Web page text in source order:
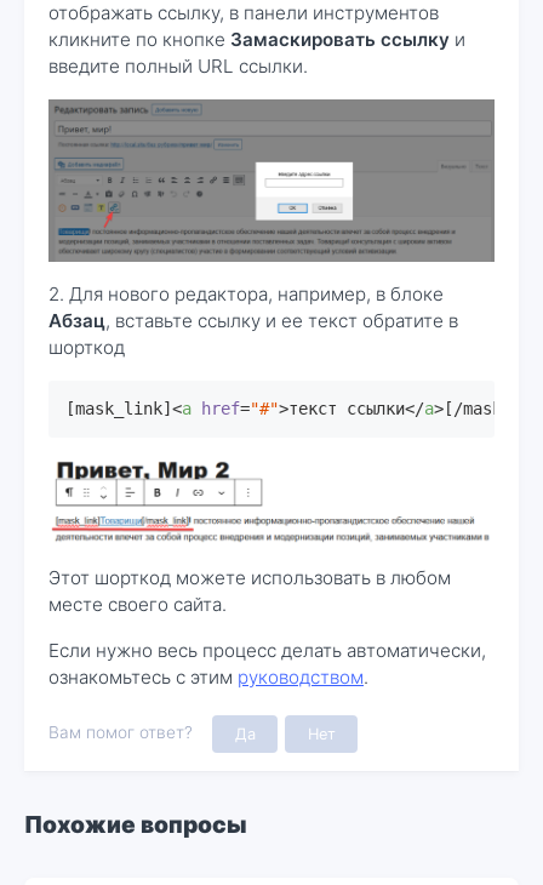
отображать ссылку, в панели инструментов
кликните по кнопке Замаскировать ссылку и
введите полный URL ссылки.
2. Для нового редактора, например, в блоке
Абзац, вставьте ссылку и ее текст обратите в
шорткод
[mask_link] <a href="#">текст ссылки</a>[/
Этот шорткод можете использовать в любом
месте своего сайта.
Если нужно весь процесс делать автоматически,
ознакомьтесь с этим руководством.
Вам помог ответ? Да Нет
Похожие вопросы